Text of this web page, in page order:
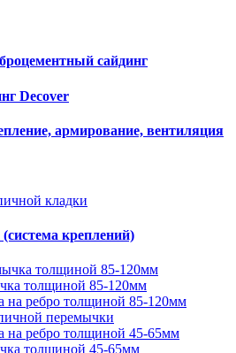
сайдинг
Decover
армирование, вентиляция
кладки
креплений)
толщиной 85-120мм
толщиной 85-120мм
на ребро толщиной 85-120мм
перемычки
на ребро толщиной 45-65мм
толщиной 45-65мм